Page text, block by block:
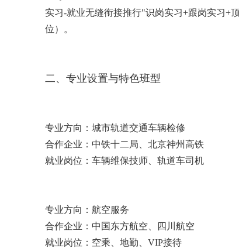
实习-就业无缝衔接推行"识岗实习+跟岗实习+
位）。
二、专业设置与特色班型
专业方向： 城市轨道交通车辆检修
合作企业： 中铁十二局、北京神州高铁
就业岗位： 车辆维保技师、轨道车司机
专业方向： 航空服务
合作企业： 中国东方航空、四川航空
就业岗位： 空乘、地勤、VIP接待